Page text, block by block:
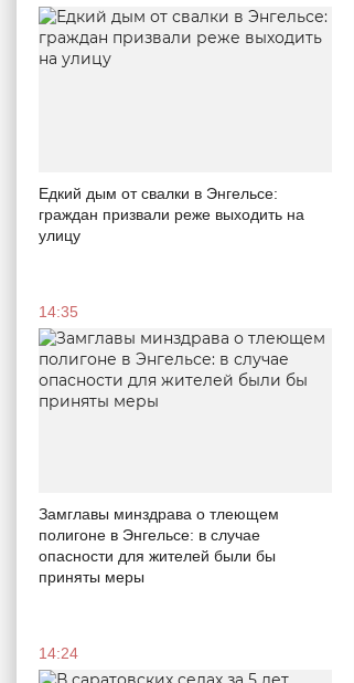
Едкий дым от свалки в Энгельсе:
граждан призвали реже выходить на
улицу
14:35
Замглавы минздрава о тлеющем
полигоне в Энгельсе: в случае
опасности для жителей были бы
приняты меры
14:24